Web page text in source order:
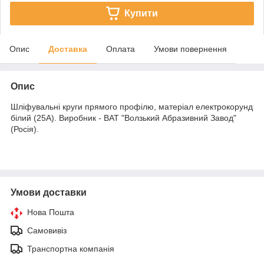
Купити
Опис Доставка Оплата Умови повернення
Опис
Шліфувальні круги прямого профілю, матеріал електрокорунд
білий (25А). Виробник - ВАТ "Волзький Абразивний Завод"
(Росія).
Умови доставки
Нова Пошта
Самовивіз
Транспортна компанія